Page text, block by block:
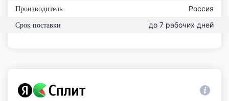
Производитель Россия
Срок поставки до 7 рабочих дней